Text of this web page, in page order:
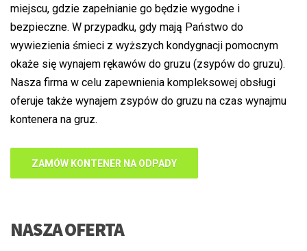
miejscu, gdzie zapełnianie go będzie wygodne i
bezpieczne. W przypadku, gdy mają Państwo do
wywiezienia śmieci z wyższych kondygnacji pomocnym
okaże się wynajem rękawów do gruzu (zsypów do gruzu).
Nasza firma w celu zapewnienia kompleksowej obsługi
oferuje także wynajem zsypów do gruzu na czas wynajmu
kontenera na gruz.
ZAMÓW KONTENER NA ODPADY
NASZA OFERTA